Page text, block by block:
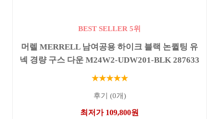
BEST SELLER 5위
머렐 MERRELL 남여공용 하이크 블랙 논퀼팅 유
넥 경량 구스 다운 M24W2-UDW201-BLK 287633
★★★★★
후기 (0개)
최저가 109,800원